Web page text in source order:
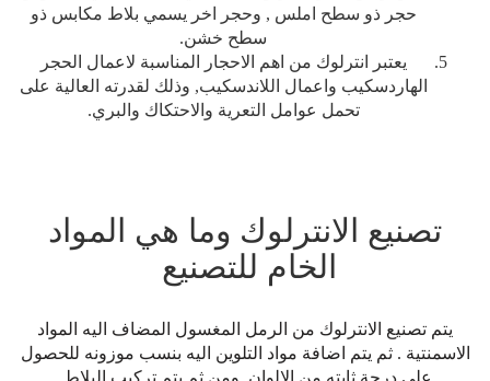
حجر ذو سطح املس , وحجر اخر يسمي بلاط مكابس ذو
سطح خشن.
يعتبر انترلوك من اهم الاحجار المناسبة لاعمال الحجر
الهاردسكيب واعمال اللاندسكيب, وذلك لقدرته العالية على
تحمل عوامل التعرية والاحتكاك والبري.
تصنيع الانترلوك وما هي المواد
الخام للتصنيع
يتم تصنيع الانترلوك من الرمل المغسول المضاف اليه المواد
الاسمنتية . ثم يتم اضافة مواد التلوين اليه بنسب موزونه للحصول
على درجة ثابته من الالوان, ومن ثم يتم تركيب البلاط.